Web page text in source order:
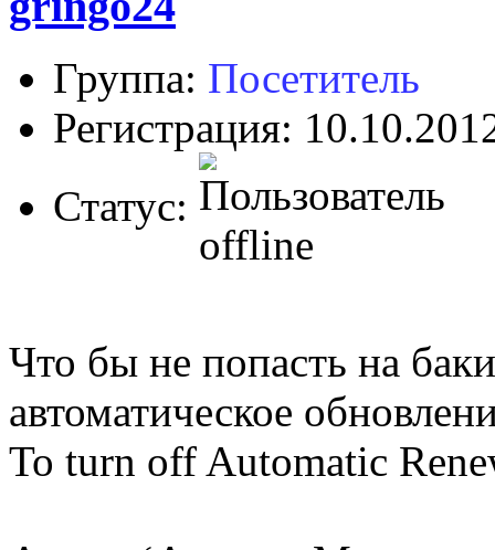
Группа: Посетитель
Регистрация:
Статус:
Что бы не попасть на
автоматическое
To turn off Automatic